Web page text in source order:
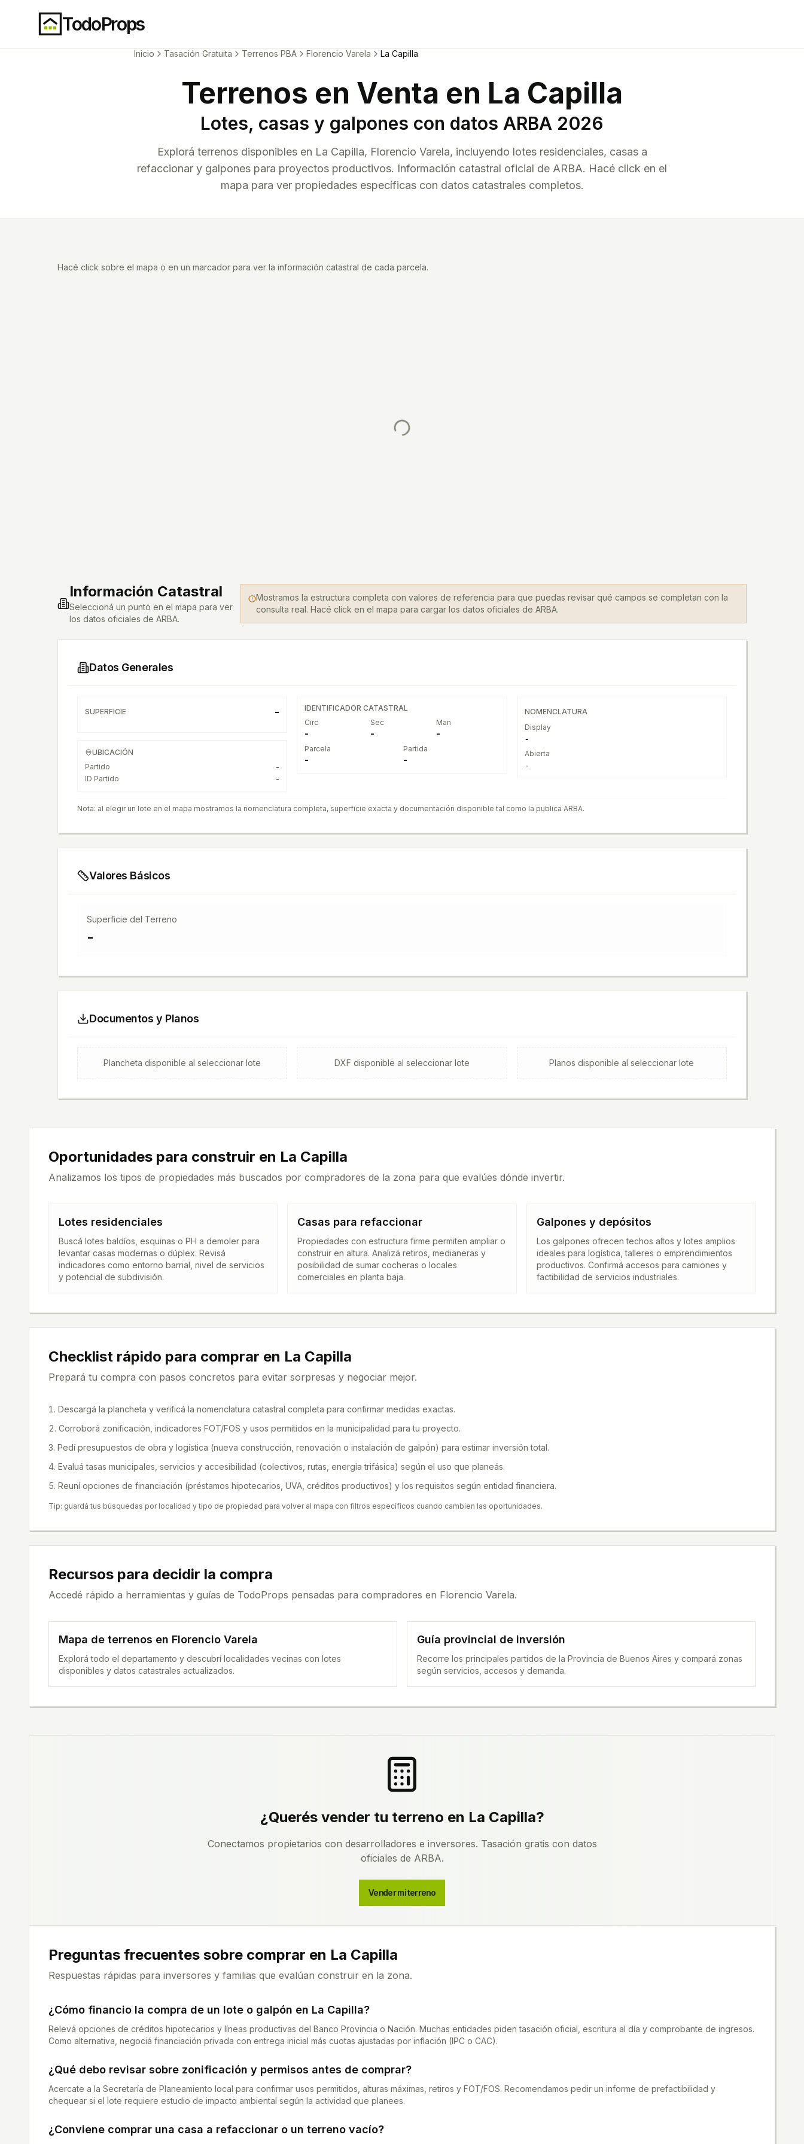
TodoProps
Inicio Tasación Gratuita Terrenos PBA Florencio Varela La Capilla
Terrenos en Venta en La Capilla
Lotes, casas y galpones con datos ARBA 2026
Explorá terrenos disponibles en La Capilla, Florencio Varela, incluyendo lotes residenciales, casas a
refaccionar y galpones para proyectos productivos. Información catastral oficial de ARBA. Hacé click en el
mapa para ver propiedades específicas con datos catastrales completos.
Hacé click sobre el mapa o en un marcador para ver la información catastral de cada parcela.
Información Catastral
Seleccioná un punto en el mapa para ver
los datos oficiales de ARBA.
Mostramos la estructura completa con valores de referencia para que puedas revisar qué campos se completan con la
consulta real. Hacé click en el mapa para cargar los datos oficiales de ARBA.
Datos Generales
SUPERFICIE -
UBICACIÓN
Partido
-
ID Partido
-
IDENTIFICADOR CATASTRAL
Circ
-
Sec
-
Man
-
Parcela
-
Partida
-
NOMENCLATURA
Display
-
Abierta
-
Nota: al elegir un lote en el mapa mostramos la nomenclatura completa, superficie exacta y documentación disponible tal como la publica ARBA.
Valores Básicos
Superficie del Terreno
-
Documentos y Planos
Plancheta disponible al seleccionar lote DXF disponible al seleccionar lote Planos disponible al seleccionar lote
Oportunidades para construir en La Capilla
Analizamos los tipos de propiedades más buscados por compradores de la zona para que evalúes dónde invertir.
Lotes residenciales
Buscá lotes baldíos, esquinas o PH a demoler para
levantar casas modernas o dúplex. Revisá
indicadores como entorno barrial, nivel de servicios
y potencial de subdivisión.
Casas para refaccionar
Propiedades con estructura firme permiten ampliar o
construir en altura. Analizá retiros, medianeras y
posibilidad de sumar cocheras o locales
comerciales en planta baja.
Galpones y depósitos
Los galpones ofrecen techos altos y lotes amplios
ideales para logística, talleres o emprendimientos
productivos. Confirmá accesos para camiones y
factibilidad de servicios industriales.
Checklist rápido para comprar en La Capilla
Prepará tu compra con pasos concretos para evitar sorpresas y negociar mejor.
Descargá la plancheta y verificá la nomenclatura catastral completa para confirmar medidas exactas.
Corroborá zonificación, indicadores FOT/FOS y usos permitidos en la municipalidad para tu proyecto.
Pedí presupuestos de obra y logística (nueva construcción, renovación o instalación de galpón) para estimar inversión total.
Evaluá tasas municipales, servicios y accesibilidad (colectivos, rutas, energía trifásica) según el uso que planeás.
Reuní opciones de financiación (préstamos hipotecarios, UVA, créditos productivos) y los requisitos según entidad financiera.
Tip: guardá tus búsquedas por localidad y tipo de propiedad para volver al mapa con filtros específicos cuando cambien las oportunidades.
Recursos para decidir la compra
Accedé rápido a herramientas y guías de TodoProps pensadas para compradores en Florencio Varela.
Mapa de terrenos en Florencio Varela
Explorá todo el departamento y descubrí localidades vecinas con lotes
disponibles y datos catastrales actualizados.
Guía provincial de inversión
Recorre los principales partidos de la Provincia de Buenos Aires y compará zonas
según servicios, accesos y demanda.
¿Querés vender tu terreno en La Capilla?
Conectamos propietarios con desarrolladores e inversores. Tasación gratis con datos
oficiales de ARBA.
Vender mi terreno
Preguntas frecuentes sobre comprar en La Capilla
Respuestas rápidas para inversores y familias que evalúan construir en la zona.
¿Cómo financio la compra de un lote o galpón en La Capilla?
Relevá opciones de créditos hipotecarios y líneas productivas del Banco Provincia o Nación. Muchas entidades piden tasación oficial, escritura al día y comprobante de ingresos.
Como alternativa, negociá financiación privada con entrega inicial más cuotas ajustadas por inflación (IPC o CAC).
¿Qué debo revisar sobre zonificación y permisos antes de comprar?
Acercate a la Secretaría de Planeamiento local para confirmar usos permitidos, alturas máximas, retiros y FOT/FOS. Recomendamos pedir un informe de prefactibilidad y
chequear si el lote requiere estudio de impacto ambiental según la actividad que planees.
¿Conviene comprar una casa a refaccionar o un terreno vacío?